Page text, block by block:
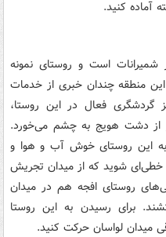
آماده کنید.
است و روستای نمونه
منطقه چندان خبری از خدمات
گردشگری فعال در این روستا،
از دشت هویج به چشم می‌خورد.
این روستای خوش آب و هوا و
خطی‌ای شوید که از میدان تجریش
روستای افجه هم در میدان
برای رسیدن به این روستا